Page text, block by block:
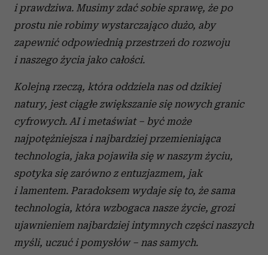
i prawdziwa. Musimy zdać sobie sprawę, że po
prostu nie robimy wystarczająco dużo, aby
zapewnić odpowiednią przestrzeń do rozwoju
i naszego życia jako całości.
Kolejną rzeczą, która oddziela nas od dzikiej
natury, jest ciągłe zwiększanie się nowych granic
cyfrowych. AI i metaświat – być może
najpotężniejsza i najbardziej przemieniająca
technologia, jaka pojawiła się w naszym życiu,
spotyka się zarówno z entuzjazmem, jak
i lamentem. Paradoksem wydaje się to, że sama
technologia, która wzbogaca nasze życie, grozi
ujawnieniem najbardziej intymnych części naszych
myśli, uczuć i pomysłów – nas samych.